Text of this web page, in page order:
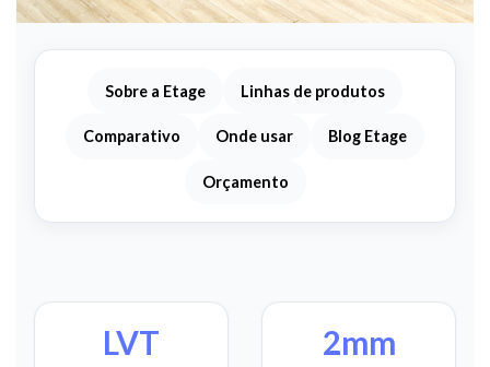
Sobre a Etage Linhas de produtos
Comparativo Onde usar Blog Etage
Orçamento
LVT 2mm